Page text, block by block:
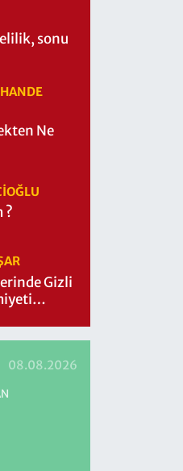
sonu
Ne
?
Gizli
08.08.2026